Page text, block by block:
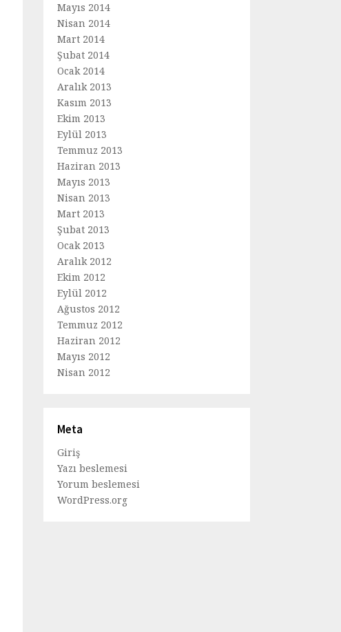
Mayıs 2014
Nisan 2014
Mart 2014
Şubat 2014
Ocak 2014
Aralık 2013
Kasım 2013
Ekim 2013
Eylül 2013
Temmuz 2013
Haziran 2013
Mayıs 2013
Nisan 2013
Mart 2013
Şubat 2013
Ocak 2013
Aralık 2012
Ekim 2012
Eylül 2012
Ağustos 2012
Temmuz 2012
Haziran 2012
Mayıs 2012
Nisan 2012
Meta
Giriş
Yazı beslemesi
Yorum beslemesi
WordPress.org